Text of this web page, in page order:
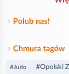
Polub nas!
Chmura tagów
#Judo #Opolski